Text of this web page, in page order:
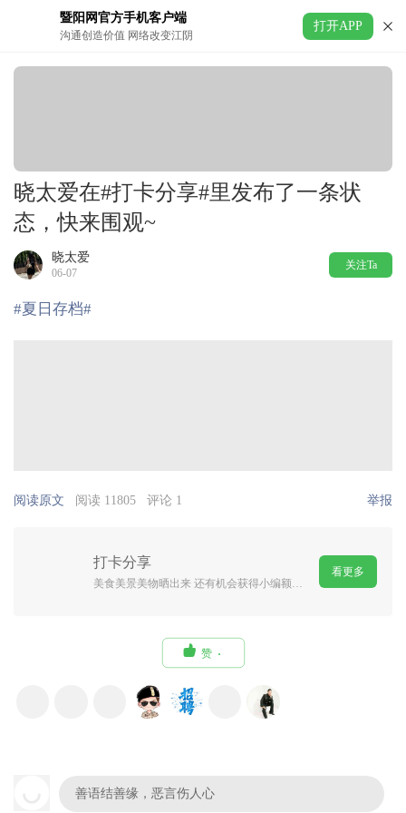
暨阳网官方手机客户端
沟通创造价值 网络改变江阴
打开APP
晓太爱在#打卡分享#里发布了一条状
态，快来围观~
晓太爱
06-07
关注Ta
#夏日存档#
阅读原文 阅读 11805 评论 1 举报
打卡分享
美食美景美物晒出来 还有机会获得小编额外嘉奖哦 严禁广告刷屏
看更多
 赞
善语结善缘，恶言伤人心